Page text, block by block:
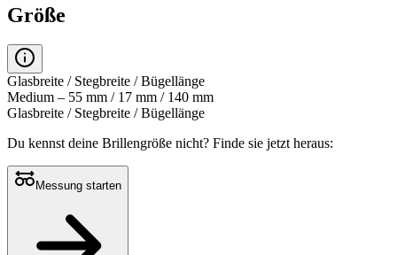
Größe
Glasbreite / Stegbreite / Bügellänge
Medium – 55 mm / 17 mm / 140 mm
Glasbreite / Stegbreite / Bügellänge
Du kennst deine Brillengröße nicht? Finde sie jetzt heraus:
Messung starten